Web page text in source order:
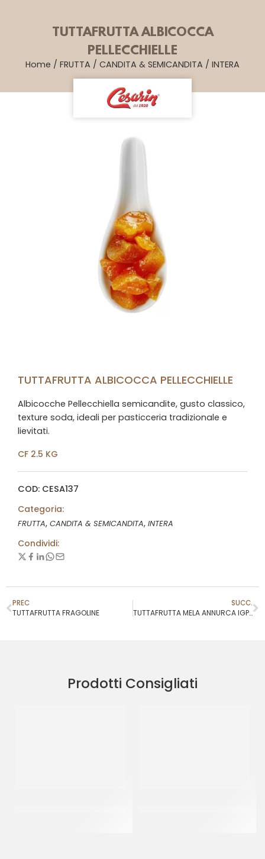
TUTTAFRUTTA ALBICOCCA
PELLECCHIELLE
Home / FRUTTA / CANDITA & SEMICANDITA / INTERA
TUTTAFRUTTA ALBICOCCA PELLECCHIELLE
Albicocche Pellecchiella semicandite, gusto classico,
texture soda, ideali per pasticceria tradizionale e
lievitati.
CF 2.5 KG
COD: CESA137
Categoria:
FRUTTA, CANDITA & SEMICANDITA, INTERA
Condividi:
PREC
TUTTAFRUTTA FRAGOLINE
SUCC.
TUTTAFRUTTA MELA ANNURCA IGP 14X14
Prodotti Consigliati